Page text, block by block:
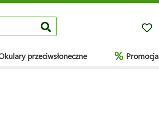
przeciwsłoneczne % Promocja